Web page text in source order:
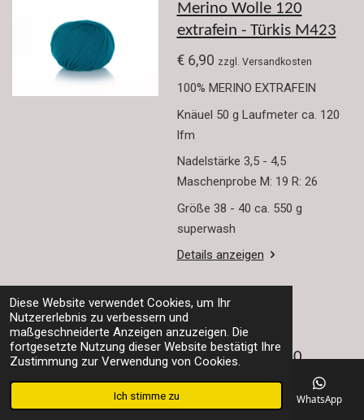
Diese Website verwendet Cookies, um Ihr
Nutzererlebnis zu verbessern und
maßgeschneiderte Anzeigen anzuzeigen. Die
fortgesetzte Nutzung dieser Website bestätigt Ihre
Zustimmung zur Verwendung von Cookies.
Ich stimme zu
Merino Wolle 120
extrafein - Türkis M423
€ 6,90 zzgl. Versandkosten
100% MERINO EXTRAFEIN
Knäuel 50 g Laufmeter ca. 120
lfm
Nadelstärke 3,5 - 4,5
Maschenprobe M: 19 R: 26
Größe 38 - 40 ca. 550 g
superwash
Details anzeigen
Merino Wolle 120
extrafein - Schwarz
M419
Telefon Karte WhatsApp